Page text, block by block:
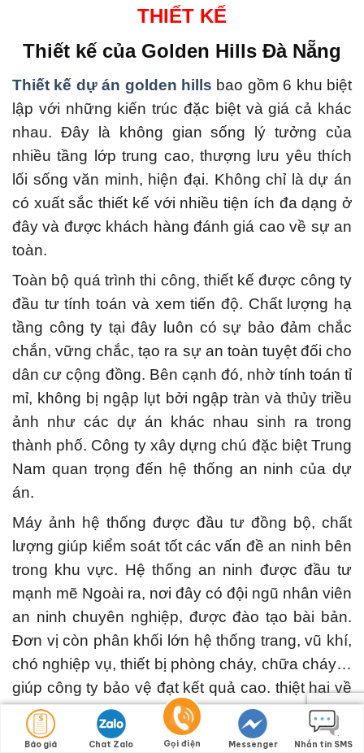
THIẾT KẾ
Thiết kế của Golden Hills Đà Nẵng
Thiết kế dự án golden hills bao gồm 6 khu biệt
lập với những kiến ​​trúc đặc biệt và giá cả khác
nhau. Đây là không gian sống lý tưởng của
nhiều tầng lớp trung cao, thượng lưu yêu thích
lối sống văn minh, hiện đại. Không chỉ là dự án
có xuất sắc thiết kế với nhiều tiện ích đa dạng ở
đây và được khách hàng đánh giá cao về sự an
toàn.
Toàn bộ quá trình thi công, thiết kế được công ty
đầu tư tính toán và xem tiến độ. Chất lượng hạ
tầng công ty tại đây luôn có sự bảo đảm chắc
chắn, vững chắc, tạo ra sự an toàn tuyệt đối cho
dân cư cộng đồng. Bên cạnh đó, nhờ tính toán tỉ
mỉ, không bị ngập lụt bởi ngập tràn và thủy triều
ảnh như các dự án khác nhau sinh ra trong
thành phố. Công ty xây dựng chú đặc biệt Trung
Nam quan trọng đến hệ thống an ninh của dự
án.
Máy ảnh hệ thống được đầu tư đồng bộ, chất
lượng giúp kiểm soát tốt các vấn đề an ninh bên
trong khu vực. Hệ thống an ninh được đầu tư
mạnh mẽ Ngoài ra, nơi đây có đội ngũ nhân viên
an ninh chuyên nghiệp, được đào tạo bài bản.
Đơn vị còn phân khối lớn hệ thống trang, vũ khí,
chó nghiệp vụ, thiết bị phòng cháy, chữa cháy…
giúp công ty bảo vệ đạt kết quả cao. thiệt hại về
người và của dân cư cộng đồng được giảm
thiểu đến mức tối đa.
Báo giá Chat Zalo Gọi điện Messenger Nhắn tin SMS